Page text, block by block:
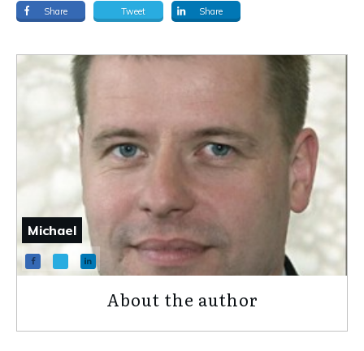
Share Tweet Share
Michael
About the author